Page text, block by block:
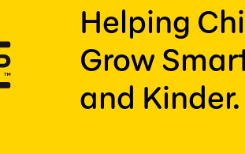
Helping
Grow
and Kinder.